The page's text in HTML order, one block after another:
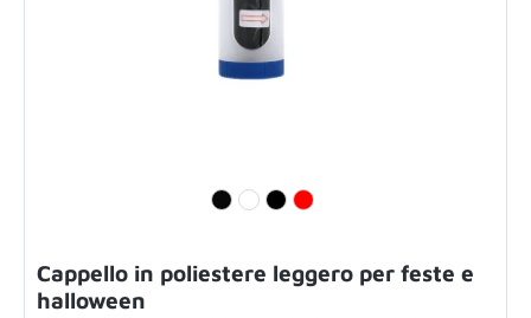
Cappello in poliestere leggero per feste e
halloween